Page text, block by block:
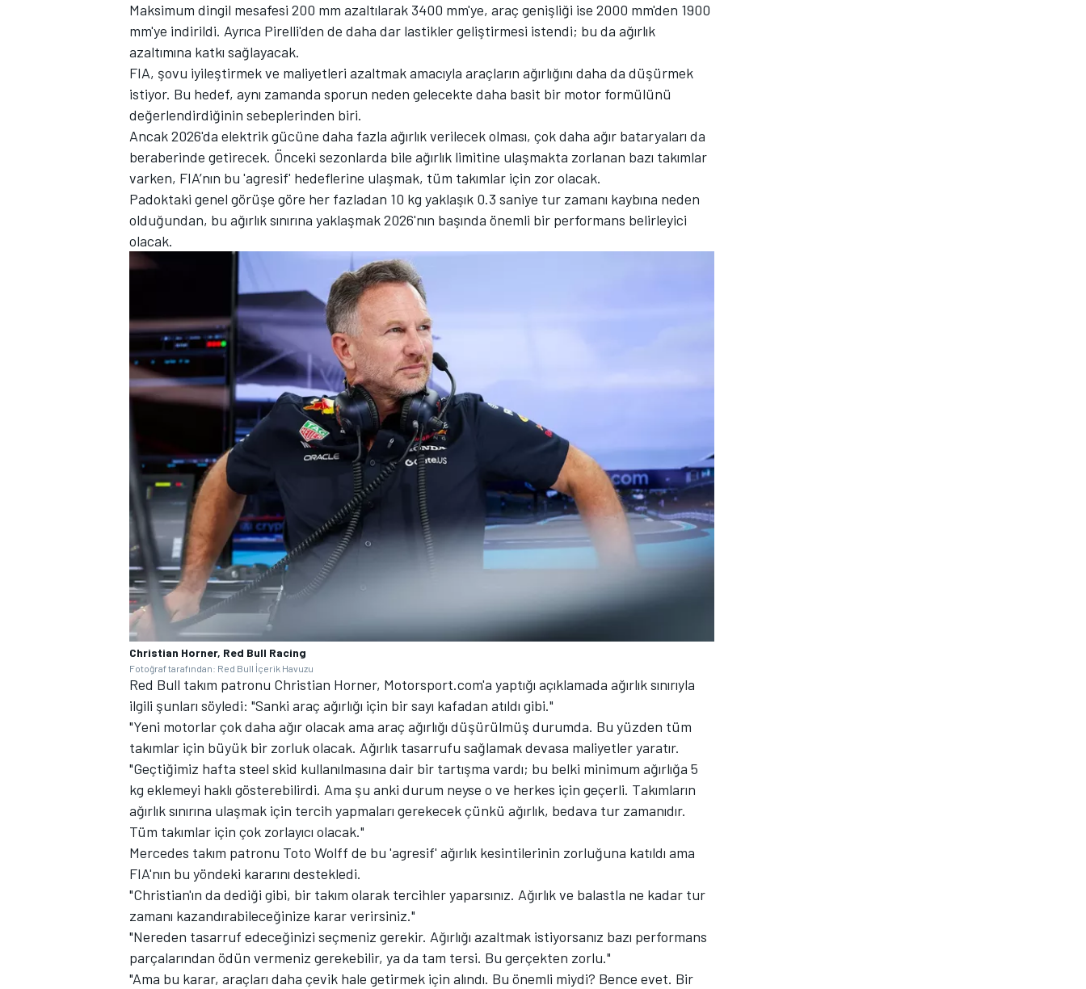
TÜRK SPORCULAR
MOTOSİKLET
Maksimum dingil mesafesi 200 mm azaltılarak 3400 mm'ye, araç genişliği ise 2000 mm'den 1900
mm'ye indirildi. Ayrıca Pirelli'den de daha dar lastikler geliştirmesi istendi; bu da ağırlık
azaltımına katkı sağlayacak.
FIA, şovu iyileştirmek ve maliyetleri azaltmak amacıyla araçların ağırlığını daha da düşürmek
istiyor. Bu hedef, aynı zamanda sporun neden gelecekte daha basit bir motor formülünü
değerlendirdiğinin sebeplerinden biri.
Ancak 2026'da elektrik gücüne daha fazla ağırlık verilecek olması, çok daha ağır bataryaları da
beraberinde getirecek. Önceki sezonlarda bile ağırlık limitine ulaşmakta zorlanan bazı takımlar
varken, FIA’nın bu 'agresif' hedeflerine ulaşmak, tüm takımlar için zor olacak.
Padoktaki genel görüşe göre her fazladan 10 kg yaklaşık 0.3 saniye tur zamanı kaybına neden
olduğundan, bu ağırlık sınırına yaklaşmak 2026'nın başında önemli bir performans belirleyici
olacak.
Christian Horner, Red Bull Racing
Fotoğraf tarafından: Red Bull İçerik Havuzu
Red Bull takım patronu Christian Horner, Motorsport.com'a yaptığı açıklamada ağırlık sınırıyla
ilgili şunları söyledi: "Sanki araç ağırlığı için bir sayı kafadan atıldı gibi."
"Yeni motorlar çok daha ağır olacak ama araç ağırlığı düşürülmüş durumda. Bu yüzden tüm
takımlar için büyük bir zorluk olacak. Ağırlık tasarrufu sağlamak devasa maliyetler yaratır.
"Geçtiğimiz hafta steel skid kullanılmasına dair bir tartışma vardı; bu belki minimum ağırlığa 5
kg eklemeyi haklı gösterebilirdi. Ama şu anki durum neyse o ve herkes için geçerli. Takımların
ağırlık sınırına ulaşmak için tercih yapmaları gerekecek çünkü ağırlık, bedava tur zamanıdır.
Tüm takımlar için çok zorlayıcı olacak."
Mercedes takım patronu Toto Wolff de bu 'agresif' ağırlık kesintilerinin zorluğuna katıldı ama
FIA'nın bu yöndeki kararını destekledi.
"Christian'ın da dediği gibi, bir takım olarak tercihler yaparsınız. Ağırlık ve balastla ne kadar tur
zamanı kazandırabileceğinize karar verirsiniz."
"Nereden tasarruf edeceğinizi seçmeniz gerekir. Ağırlığı azaltmak istiyorsanız bazı performans
parçalarından ödün vermeniz gerekebilir, ya da tam tersi. Bu gerçekten zorlu."
"Ama bu karar, araçları daha çevik hale getirmek için alındı. Bu önemli miydi? Bence evet. Bir